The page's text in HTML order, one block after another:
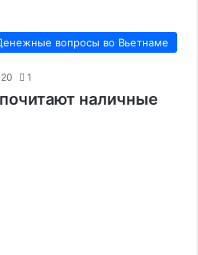
вопросы во Вьетнаме
1
наличные